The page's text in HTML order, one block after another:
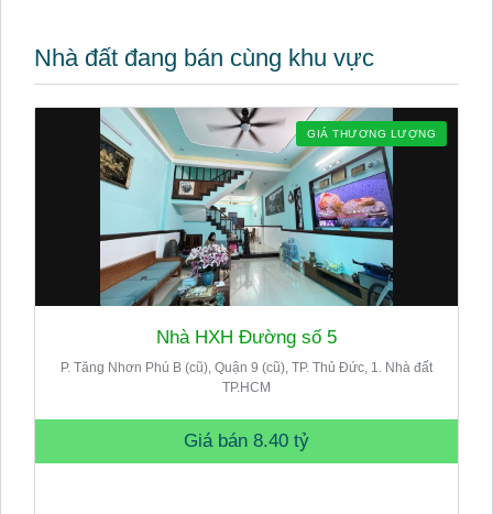
Nhà đất đang bán cùng khu vực
GIÁ THƯƠNG LƯỢNG
Nhà HXH Đường số 5
P. Tăng Nhơn Phú B (cũ), Quận 9 (cũ), TP. Thủ Đức, 1. Nhà đất
TP.HCM
Giá bán 8.40 tỷ